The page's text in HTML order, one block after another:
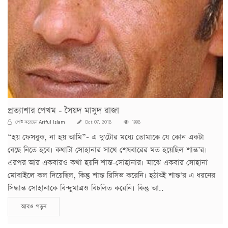
প্রত্যাশার পেখম - সৈয়দ মাসুদ রাজা
পোস্ট করেছেনAriful Islam Oct 07, 2018 1998
“হয় ফেসবুক, না হয় আমি”- এ দু'টোর মধ্যে তোমাকে যে কোন একটা
বেছে নিতে হবে। কথাটা সোহানার সাথে শেষবারের মত হয়েছিল শান্ত’র।
এরপর আর একবারও কথা হয়নি শান্ত-সোহানার। মাঝে একবার সোহানা
মোবাইলে কল দিয়েছিল, কিন্তু শান্ত রিসিভ করেনি। হঠাৎই শান্ত’র এ ধরনের
সিদ্ধান্ত সোহানাকে বিন্দুমাত্রও বিচলিত করেনি। কিন্তু আ..
আরও পড়ুন